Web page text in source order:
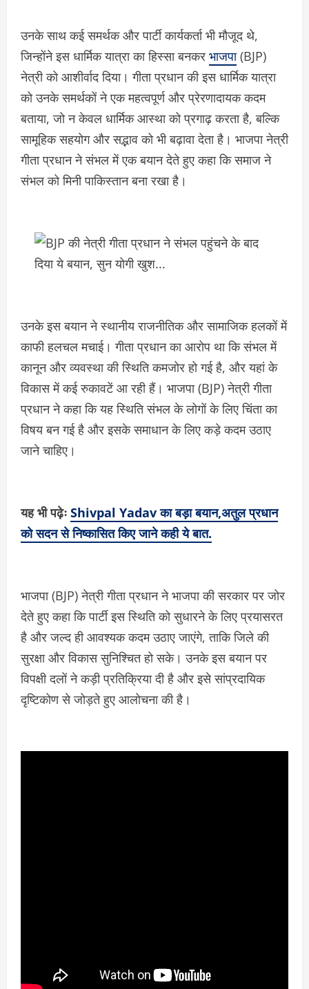
उनके साथ कई समर्थक और पार्टी कार्यकर्ता भी मौजूद थे,
जिन्होंने इस धार्मिक यात्रा का हिस्सा बनकर भाजपा(BJP)
नेत्री को आशीर्वाद दिया। गीता प्रधान की इस धार्मिक यात्रा
को उनके समर्थकों ने एक महत्वपूर्ण और प्रेरणादायक कदम
बताया, जो न केवल धार्मिक आस्था को प्रगाढ़ करता है, बल्कि
सामूहिक सहयोग और सद्भाव को भी बढ़ावा देता है। भाजपा नेत्री
गीता प्रधान ने संभल में एक बयान देते हुए कहा कि समाज ने
संभल को मिनी पाकिस्तान बना रखा है।
उनके इस बयान ने स्थानीय राजनीतिक और सामाजिक हलकों में
काफी हलचल मचाई। गीता प्रधान का आरोप था कि संभल में
कानून और व्यवस्था की स्थिति कमजोर हो गई है, और यहां के
विकास में कई रुकावटें आ रही हैं। भाजपा (BJP) नेत्री गीता
प्रधान ने कहा कि यह स्थिति संभल के लोगों के लिए चिंता का
विषय बन गई है और इसके समाधान के लिए कड़े कदम उठाए
जाने चाहिए।
यह भी पढ़ेः Shivpal Yadav का बड़ा बयान,अतुल प्रधान
को सदन से निष्कासित किए जाने कही ये बात.
भाजपा (BJP) नेत्री गीता प्रधान ने भाजपा की सरकार पर जोर
देते हुए कहा कि पार्टी इस स्थिति को सुधारने के लिए प्रयासरत
है और जल्द ही आवश्यक कदम उठाए जाएंगे, ताकि जिले की
सुरक्षा और विकास सुनिश्चित हो सके। उनके इस बयान पर
विपक्षी दलों ने कड़ी प्रतिक्रिया दी है और इसे सांप्रदायिक
दृष्टिकोण से जोड़ते हुए आलोचना की है।